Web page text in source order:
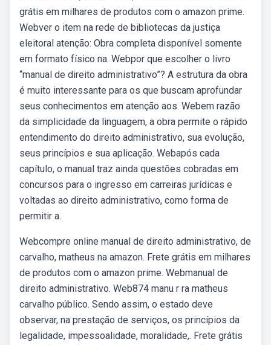
grátis em milhares de produtos com o amazon prime.
Webver o item na rede de bibliotecas da justiça
eleitoral atenção: Obra completa disponível somente
em formato físico na. Webpor que escolher o livro
“manual de direito administrativo”? A estrutura da obra
é muito interessante para os que buscam aprofundar
seus conhecimentos em atenção aos. Webem razão
da simplicidade da linguagem, a obra permite o rápido
entendimento do direito administrativo, sua evolução,
seus princípios e sua aplicação. Webapós cada
capítulo, o manual traz ainda questões cobradas em
concursos para o ingresso em carreiras jurídicas e
voltadas ao direito administrativo, como forma de
permitir a.
Webcompre online manual de direito administrativo, de
carvalho, matheus na amazon. Frete grátis em milhares
de produtos com o amazon prime. Webmanual de
direito administrativo. Web874 manu r ra matheus
carvalho público. Sendo assim, o estado deve
observar, na prestação de serviços, os princípios da
legalidade, impessoalidade, moralidade,. Frete grátis